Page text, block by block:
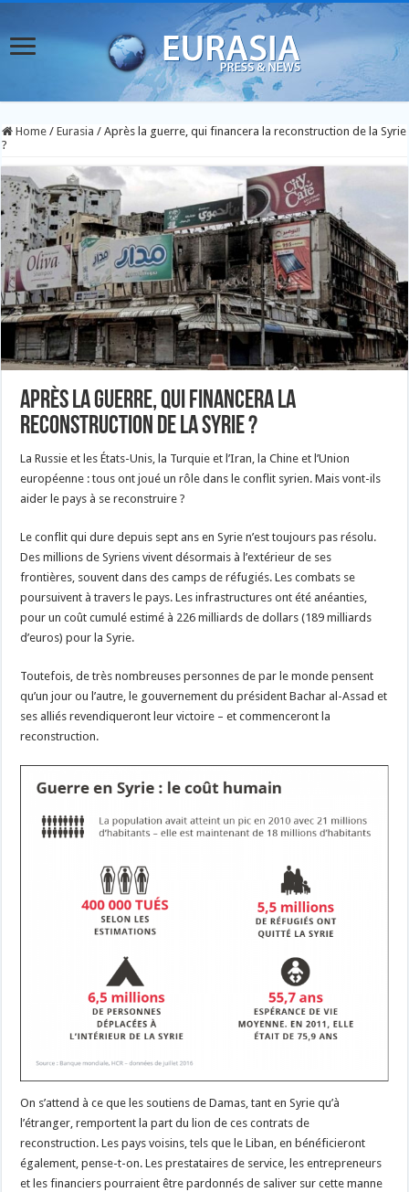
Home / Eurasia / Après la guerre, qui financera la reconstruction de la Syrie
?
Après la guerre, qui financera la
reconstruction de la Syrie ?
La Russie et les États-Unis, la Turquie et l’Iran, la Chine et l’Union
européenne : tous ont joué un rôle dans le conflit syrien. Mais vont-ils
aider le pays à se reconstruire ?
Le conflit qui dure depuis sept ans en Syrie n’est toujours pas résolu.
Des millions de Syriens vivent désormais à l’extérieur de ses
frontières, souvent dans des camps de réfugiés. Les combats se
poursuivent à travers le pays. Les infrastructures ont été anéanties,
pour un coût cumulé estimé à 226 milliards de dollars (189 milliards
d’euros) pour la Syrie.
Toutefois, de très nombreuses personnes de par le monde pensent
qu’un jour ou l’autre, le gouvernement du président Bachar al-Assad et
ses alliés revendiqueront leur victoire – et commenceront la
reconstruction.
On s’attend à ce que les soutiens de Damas, tant en Syrie qu’à
l’étranger, remportent la part du lion de ces contrats de
reconstruction. Les pays voisins, tels que le Liban, en bénéficieront
également, pense-t-on. Les prestataires de service, les entrepreneurs
et les financiers pourraient être pardonnés de saliver sur cette manne